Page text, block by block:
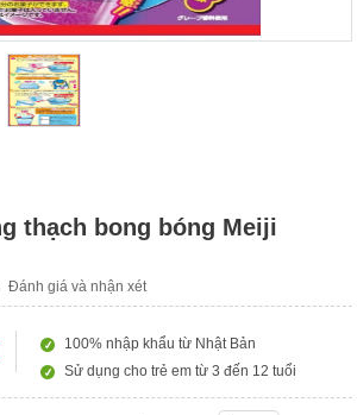
thạch bong bóng Meiji
Đánh giá và nhận xét
100% nhập khẩu từ Nhật Bản
Sử dụng cho trẻ em từ 3 đến 12 tuổi